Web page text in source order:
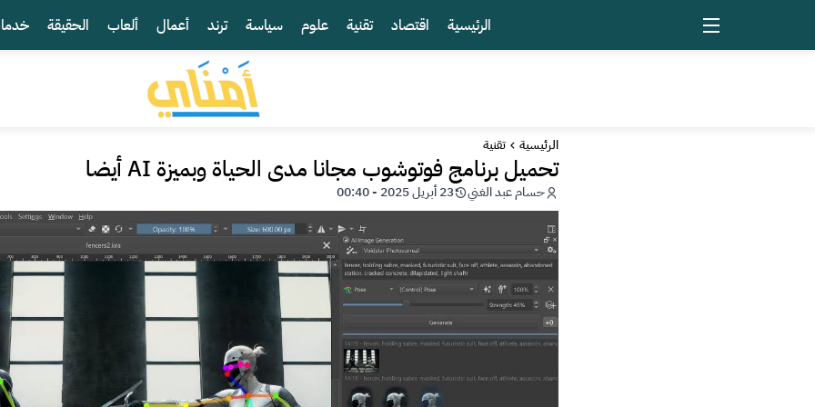
الرئيسية اقتصاد تقنية علوم سياسة ترند أعمال ألعاب الحقيقة
الرئيسية تقنية
تحميل برنامج فوتوشوب مجانا مدى الحياة وبميزة AI أيضا
حسام عبد الغني 23 أبريل 2025 - 00:40